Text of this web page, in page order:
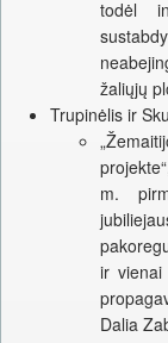
todėl
žaliųjų
Trupinėlis ir
m.
ir vienai
Dalia